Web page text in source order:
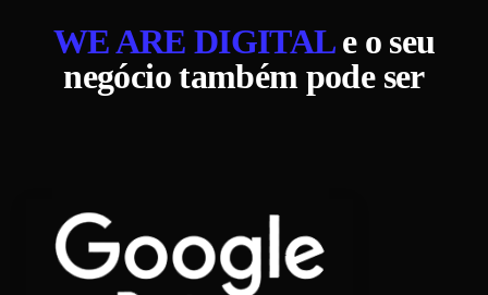
WE ARE DIGITALe o seu
negócio também pode ser